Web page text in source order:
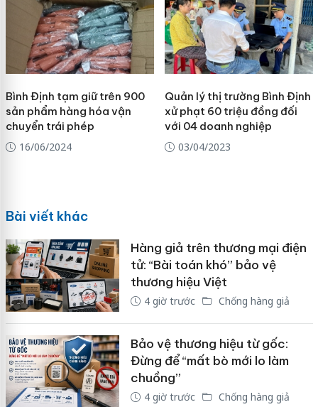
Bình Định tạm giữ trên 900
sản phẩm hàng hóa vận
chuyển trái phép
16/06/2024
Quản lý thị trường Bình Định
xử phạt 60 triệu đồng đối
với 04 doanh nghiệp
03/04/2023
Bài viết khác
Hàng giả trên thương mại điện
tử: “Bài toán khó” bảo vệ
thương hiệu Việt
4 giờ trước Chống hàng giả
Bảo vệ thương hiệu từ gốc:
Đừng để “mất bò mới lo làm
chuồng”
4 giờ trước Chống hàng giả